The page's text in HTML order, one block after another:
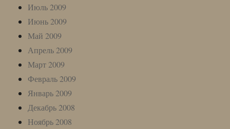
Июль 2009
Июнь 2009
Май 2009
Апрель 2009
Март 2009
Февраль 2009
Январь 2009
Декабрь 2008
Ноябрь 2008